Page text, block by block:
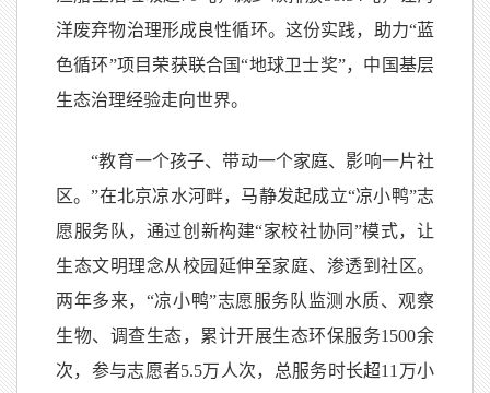
洋废弃物治理形成良性循环。这份实践，助力“蓝
色循环”项目荣获联合国“地球卫士奖”，中国基层
生态治理经验走向世界。
“教育一个孩子、带动一个家庭、影响一片社
区。”在北京凉水河畔，马静发起成立“凉小鸭”志
愿服务队，通过创新构建“家校社协同”模式，让
生态文明理念从校园延伸至家庭、渗透到社区。
两年多来，“凉小鸭”志愿服务队监测水质、观察
生物、调查生态，累计开展生态环保服务1500余
次，参与志愿者5.5万人次，总服务时长超11万小